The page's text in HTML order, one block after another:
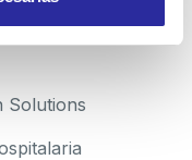
Solutions